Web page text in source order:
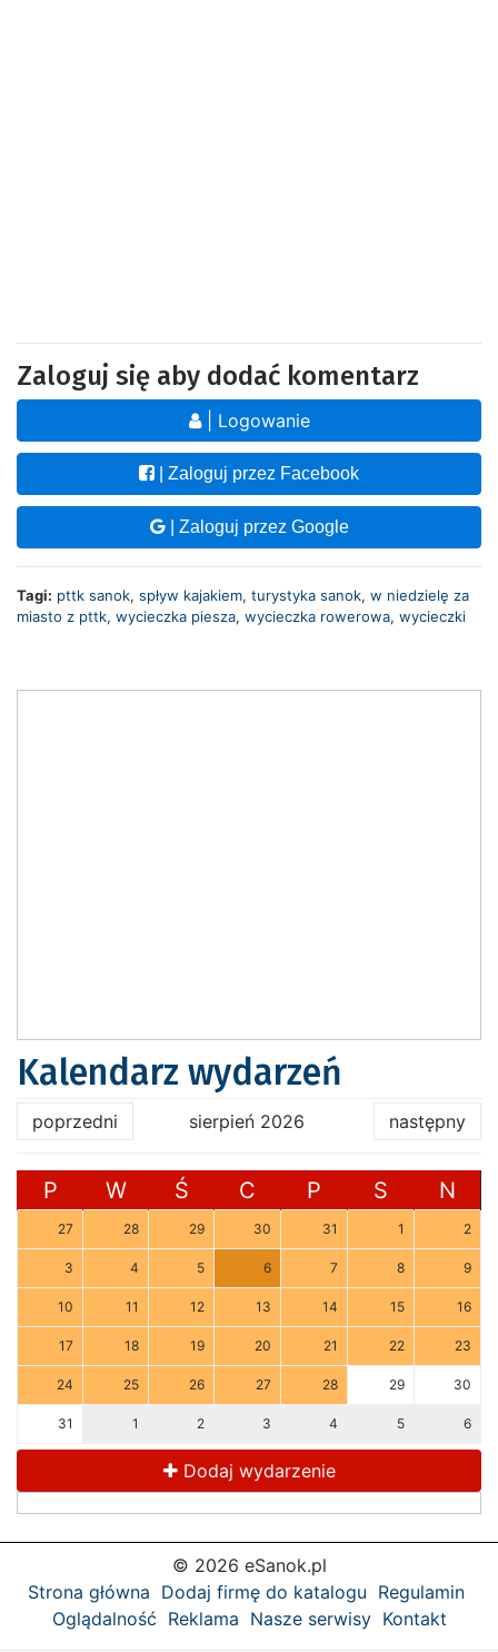
Zaloguj się aby dodać komentarz
| Logowanie
| Zaloguj przez Facebook
| Zaloguj przez Google
Tagi: pttk sanok, spływ kajakiem, turystyka sanok, w niedzielę za
miasto z pttk, wycieczka piesza, wycieczka rowerowa, wycieczki
Kalendarz wydarzeń
poprzedni sierpień 2026 następny
P W Ś C P S N
27 28 29 30 31 1 2
3 4 5 6 7 8 9
10 11 12 13 14 15 16
17 18 19 20 21 22 23
24 25 26 27 28 29 30
31 1 2 3 4 5 6
Dodaj wydarzenie
© 2026 eSanok.pl
Strona główna Dodaj firmę do katalogu Regulamin
Oglądalność Reklama Nasze serwisy Kontakt